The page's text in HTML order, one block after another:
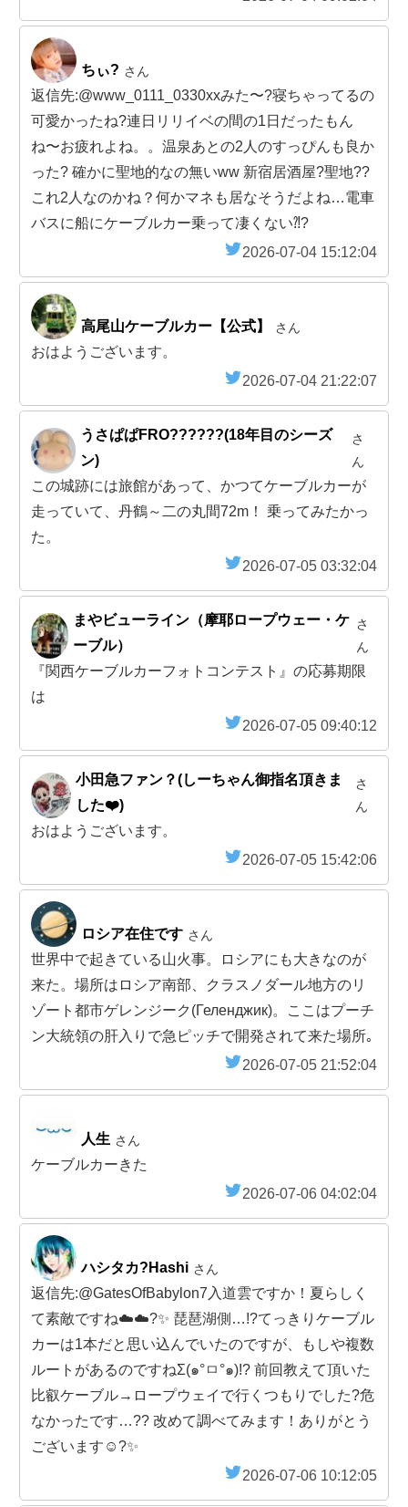
ちぃ? さん
返信先:@www_0111_0330xxみた〜?寝ちゃってるの
可愛かったね?連日リリイベの間の1日だったもん
ね〜お疲れよね。。温泉あとの2人のすっぴんも良か
った? 確かに聖地的なの無いww 新宿居酒屋?聖地??
これ2人なのかね？何かマネも居なそうだよね…電車
バスに船にケーブルカー乗って凄くない⁈?
2026-07-04 15:12:04
高尾山ケーブルカー【公式】 さん
おはようございます。
2026-07-04 21:22:07
うさぱぱFRO??????(18年目のシーズ
ン)
さ
ん
この城跡には旅館があって、かつてケーブルカーが
走っていて、丹鶴～二の丸間72m！ 乗ってみたかっ
た。
2026-07-05 03:32:04
まやビューライン（摩耶ロープウェー・ケ
ーブル）
さ
ん
『関西ケーブルカーフォトコンテスト』の応募期限
は
2026-07-05 09:40:12
小田急ファン？(しーちゃん御指名頂きま
した❤️)
さ
ん
おはようございます。
2026-07-05 15:42:06
ロシア在住です さん
世界中で起きている山火事。ロシアにも大きなのが
来た。場所はロシア南部、クラスノダール地方のリ
ゾート都市ゲレンジーク(Геленджик)。ここはプーチ
ン大統領の肝入りで急ピッチで開発されて来た場所｡
2026-07-05 21:52:04
人生 さん
ケーブルカーきた
2026-07-06 04:02:04
ハシタカ?Hashi さん
返信先:@GatesOfBabylon7入道雲ですか！夏らしく
て素敵ですね☁️☁️?✨ 琵琶湖側…!?てっきりケーブル
カーは1本だと思い込んでいたのですが、もしや複数
ルートがあるのですねΣ(๑°ㅁ°๑)!? 前回教えて頂いた
比叡ケーブル→ロープウェイで行くつもりでした?危
なかったです…?? 改めて調べてみます！ありがとう
ございます☺️?✨
2026-07-06 10:12:05